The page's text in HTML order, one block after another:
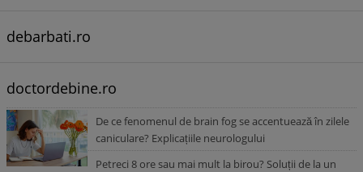
debarbati.ro
doctordebine.ro
De ce fenomenul de brain fog se accentuează în zilele
caniculare? Explicațiile neurologului
Petreci 8 ore sau mai mult la birou? Soluții de la un